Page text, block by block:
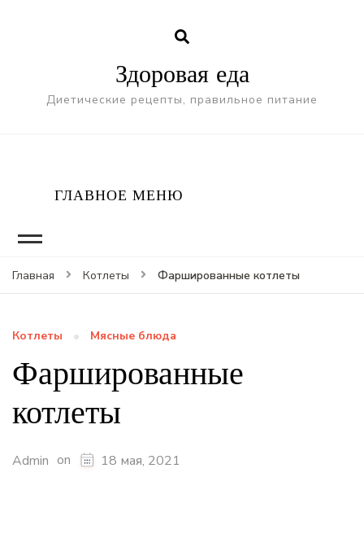
Здоровая еда
Диетические рецепты, правильное питание
ГЛАВНОЕ МЕНЮ
Главная Котлеты Фаршированные котлеты
Котлеты Мясные блюда
Фаршированные
котлеты
Admin on 18 мая, 2021